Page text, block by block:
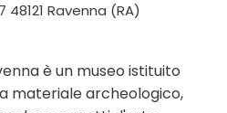
48121 Ravenna (RA)
è un museo istituito
materiale archeologico,